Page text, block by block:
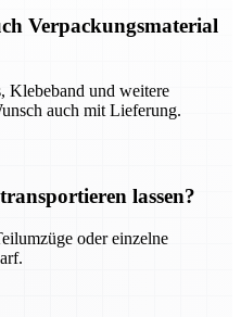
Verpackungsmaterial
Klebeband und weitere
auch mit Lieferung.
lassen?
oder einzelne